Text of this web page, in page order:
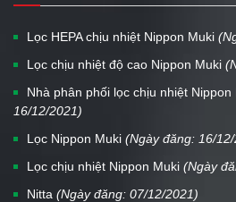
Lọc HEPA chịu nhiệt Nippon Muki
Lọc chịu nhiệt độ cao Nippon Muki
Nhà phân phối lọc chịu nhiệt Nippon
16/12/2021)
Lọc Nippon Muki (Ngày đăng: 16/
Lọc chịu nhiệt Nippon Muki (Ngày
Nitta (Ngày đăng: 07/12/2021)